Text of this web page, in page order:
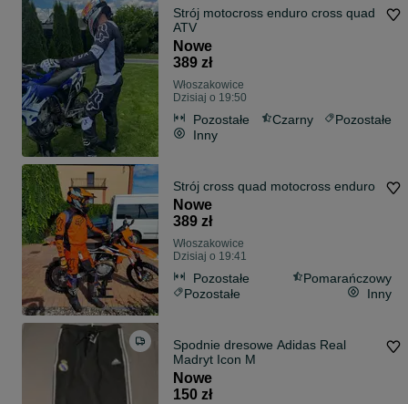
Strój motocross enduro cross quad
ATV
Nowe
389 zł
Włoszakowice
Dzisiaj o 19:50
Pozostałe Czarny
Pozostałe
Inny
Strój cross quad motocross enduro
Nowe
389 zł
Włoszakowice
Dzisiaj o 19:41
Pozostałe
Pomarańczowy
Pozostałe
Inny
Spodnie dresowe Adidas Real
Madryt Icon M
Nowe
150 zł